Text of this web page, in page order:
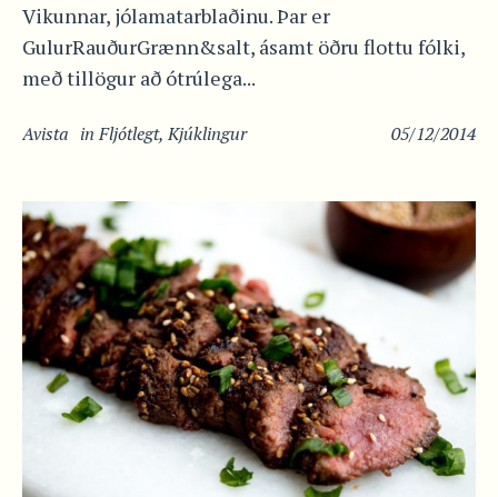
Vikunnar, jólamatarblaðinu. Þar er
GulurRauðurGrænn&salt, ásamt öðru flottu fólki,
með tillögur að ótrúlega...
05/12/2014
Avista inFljótlegt,Kjúklingur